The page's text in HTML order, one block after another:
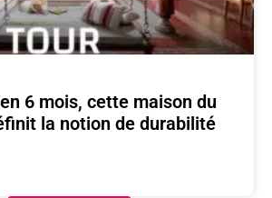
6 mois, cette maison du
la notion de durabilité